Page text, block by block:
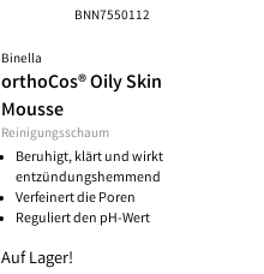
BNN7550112
Binella
orthoCos® Oily Skin
Mousse
Reinigungsschaum
Beruhigt, klärt und wirkt
entzündungshemmend
Verfeinert die Poren
Reguliert den pH-Wert
Auf Lager!